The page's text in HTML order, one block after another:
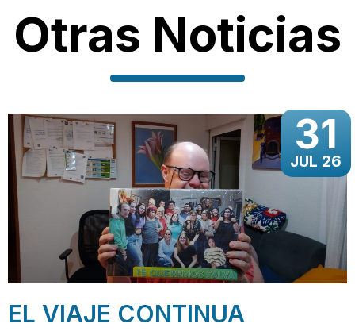
Otras Noticias
31
JUL 26
EL VIAJE CONTINUA